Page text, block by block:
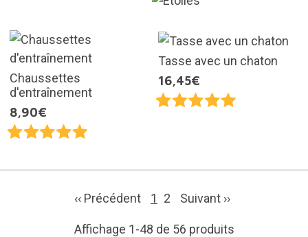
Chaussettes
d'entraînement
8,90€
Tasse avec un chaton
16,45€
‹‹ Précédent 1 2 Suivant ››
Affichage 1-48 de 56 produits